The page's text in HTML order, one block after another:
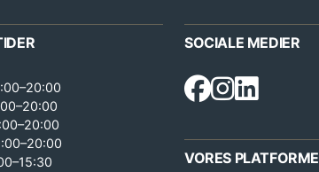
SOCIALE MEDIER
VORES PLATFORME